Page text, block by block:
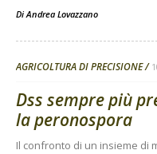
DiAndrea Lovazzano
AGRICOLTURA DI PRECISIONE
Dss sempre più
la peronospora
Il confronto di un insieme di